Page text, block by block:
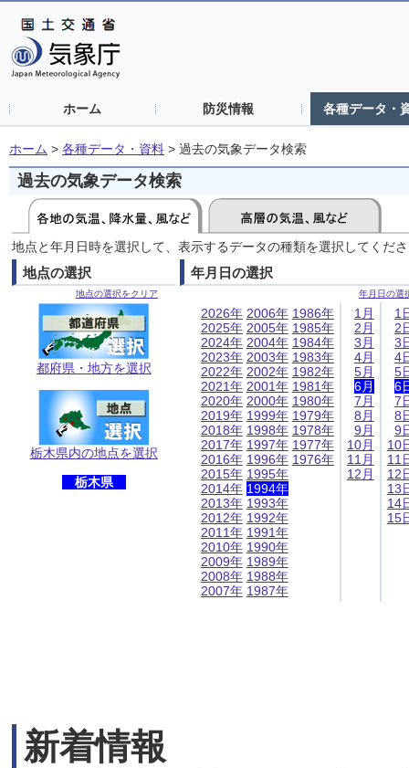
ホーム 防災情報 各種データ・
ホーム > 各種データ・資料 > 過去の気象データ検索
過去の気象データ検索
地点と年月日時を選択して、表示するデータの種類を選択してくだ
地点の選択
地点の選択をクリア
都府県・地方を選択
栃木県内の地点を選択
栃木県
年月日の選択
年月日の選
2026年
2025年
2024年
2023年
2022年
2021年
2020年
2019年
2018年
2017年
2016年
2015年
2014年
2013年
2012年
2011年
2010年
2009年
2008年
2007年
2006年
2005年
2004年
2003年
2002年
2001年
2000年
1999年
1998年
1997年
1996年
1995年
1994年
1993年
1992年
1991年
1990年
1989年
1988年
1987年
1986年
1985年
1984年
1983年
1982年
1981年
1980年
1979年
1978年
1977年
1976年
1月
2月
3月
4月
5月
6月
7月
8月
9月
10月
11月
12月
1
2
3
4
5
6
7
8
9
10
11
12
13
14
15
新着情報